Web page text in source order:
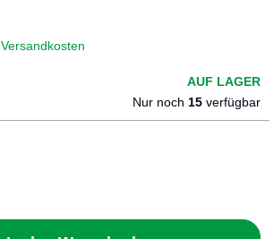
Versandkosten
AUF LAGER
Nur noch 15 verfügbar